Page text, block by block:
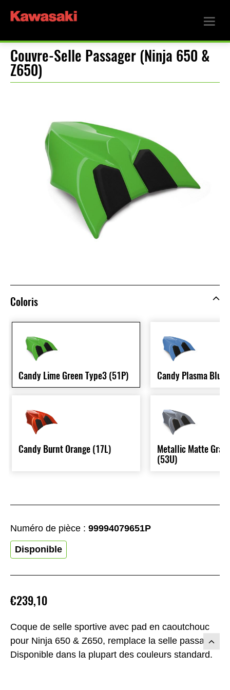
Couvre-Selle Passager (Ninja 650 &
Z650)
Coque de selle sportive avec pad en caoutchouc
pour Ninja 650 & Z650, remplace la selle passager.
Disponible dans la plupart des couleurs standard.
€239,10
Numéro de pièce : 99994079651P
Disponible
Coloris
Candy Lime Green Type3 (51P)
Candy Burnt Orange (17L)
Candy Plasma Blue
Metallic Matte
(53U)